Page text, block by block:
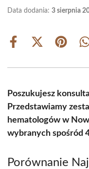
Data dodania: 3 sierpnia
Share
Share
(Twitter)
Share
Poszukujesz
Przedstawiamy
hematologów w
wybranych spośród
Porównanie